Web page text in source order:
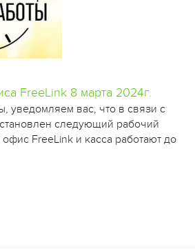
FreeLink 8 марта 2024г.
уведомляем вас, что в связи с
следующий рабочий
FreeLink и касса работают до